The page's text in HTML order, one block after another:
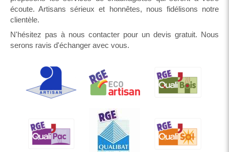
écoute. Artisans sérieux et honnêtes, nous fidélisons notre
clientèle.
N'hésitez pas à nous contacter pour un devis gratuit. Nous
serons ravis d'échanger avec vous.